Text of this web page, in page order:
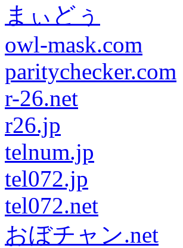
まぃどぅ
owl-mask.com
paritychecker.com
r-26.net
r26.jp
telnum.jp
tel072.jp
tel072.net
おぼチャン.net